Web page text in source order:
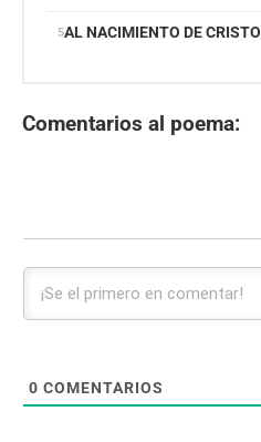
AL NACIMIENTO DE CRISTO
Comentarios al poema:
0 COMENTARIOS